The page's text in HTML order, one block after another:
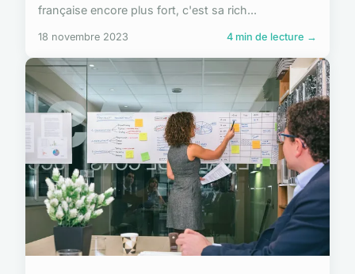
française encore plus fort, c'est sa rich...
18 novembre 2023 4 min de lecture →